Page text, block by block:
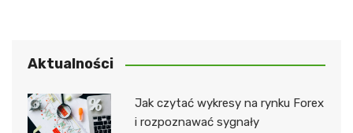
Aktualności
Jak czytać wykresy na rynku Forex
i rozpoznawać sygnały